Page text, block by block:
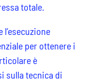
totale.
per ottenere i
è
sulla tecnica di